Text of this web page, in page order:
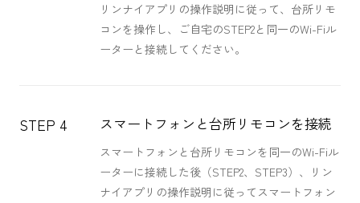
リンナイアプリの操作説明に従って、台所リモ
コンを操作し、ご自宅のSTEP2と同一のWi-Fiル
ーターと接続してください。
STEP 4 スマートフォンと台所リモコンを接続
スマートフォンと台所リモコンを同一のWi-Fiル
ーターに接続した後（STEP2、STEP3）、リン
ナイアプリの操作説明に従ってスマートフォン